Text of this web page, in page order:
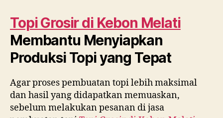
Topi Grosir di Kebon Melati
Membantu Menyiapkan
Produksi Topi yang Tepat
Agar proses pembuatan topi lebih maksimal
dan hasil yang didapatkan memuaskan,
sebelum melakukan pesanan di jasa